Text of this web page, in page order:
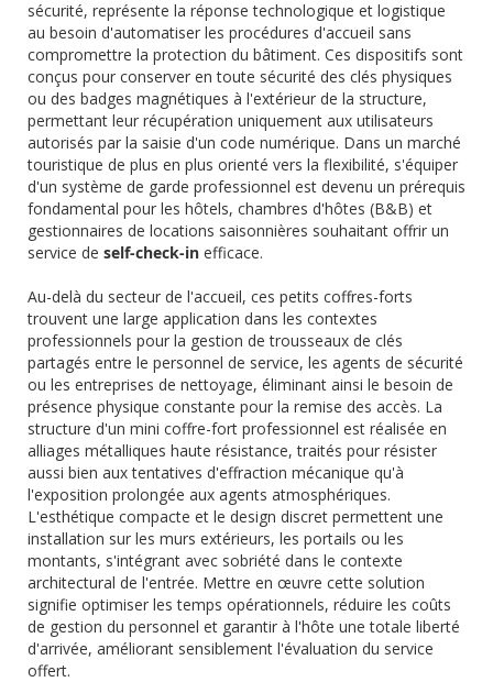
sécurité, représente la réponse technologique et logistique
au besoin d'automatiser les procédures d'accueil sans
compromettre la protection du bâtiment. Ces dispositifs sont
conçus pour conserver en toute sécurité des clés physiques
ou des badges magnétiques à l'extérieur de la structure,
permettant leur récupération uniquement aux utilisateurs
autorisés par la saisie d'un code numérique. Dans un marché
touristique de plus en plus orienté vers la flexibilité, s'équiper
d'un système de garde professionnel est devenu un prérequis
fondamental pour les hôtels, chambres d'hôtes (B&B) et
gestionnaires de locations saisonnières souhaitant offrir un
service de self-check-in efficace.
Au-delà du secteur de l'accueil, ces petits coffres-forts
trouvent une large application dans les contextes
professionnels pour la gestion de trousseaux de clés
partagés entre le personnel de service, les agents de sécurité
ou les entreprises de nettoyage, éliminant ainsi le besoin de
présence physique constante pour la remise des accès. La
structure d'un mini coffre-fort professionnel est réalisée en
alliages métalliques haute résistance, traités pour résister
aussi bien aux tentatives d'effraction mécanique qu'à
l'exposition prolongée aux agents atmosphériques.
L'esthétique compacte et le design discret permettent une
installation sur les murs extérieurs, les portails ou les
montants, s'intégrant avec sobriété dans le contexte
architectural de l'entrée. Mettre en œuvre cette solution
signifie optimiser les temps opérationnels, réduire les coûts
de gestion du personnel et garantir à l'hôte une totale liberté
d'arrivée, améliorant sensiblement l'évaluation du service
offert.